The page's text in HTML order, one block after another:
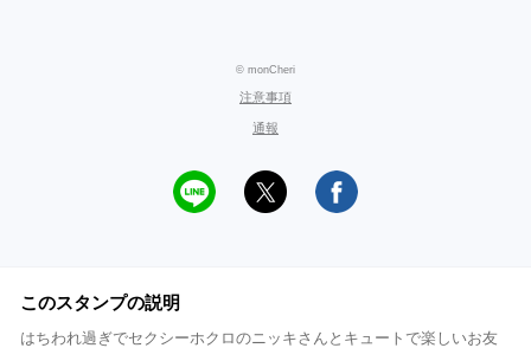
© monCheri
注意事項
通報
このスタンプの説明
はちわれ過ぎでセクシーホクロのニッキさんとキュートで楽しいお友